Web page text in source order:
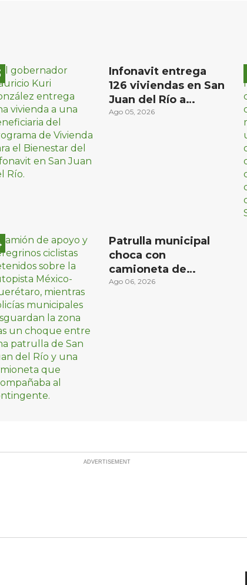
Infonavit entrega
126 viviendas en San
Juan del Río a
familias de bajos
Ago 05, 2026
Patrulla municipal
choca con
camioneta de
peregrinos ciclistas
Ago 06, 2026